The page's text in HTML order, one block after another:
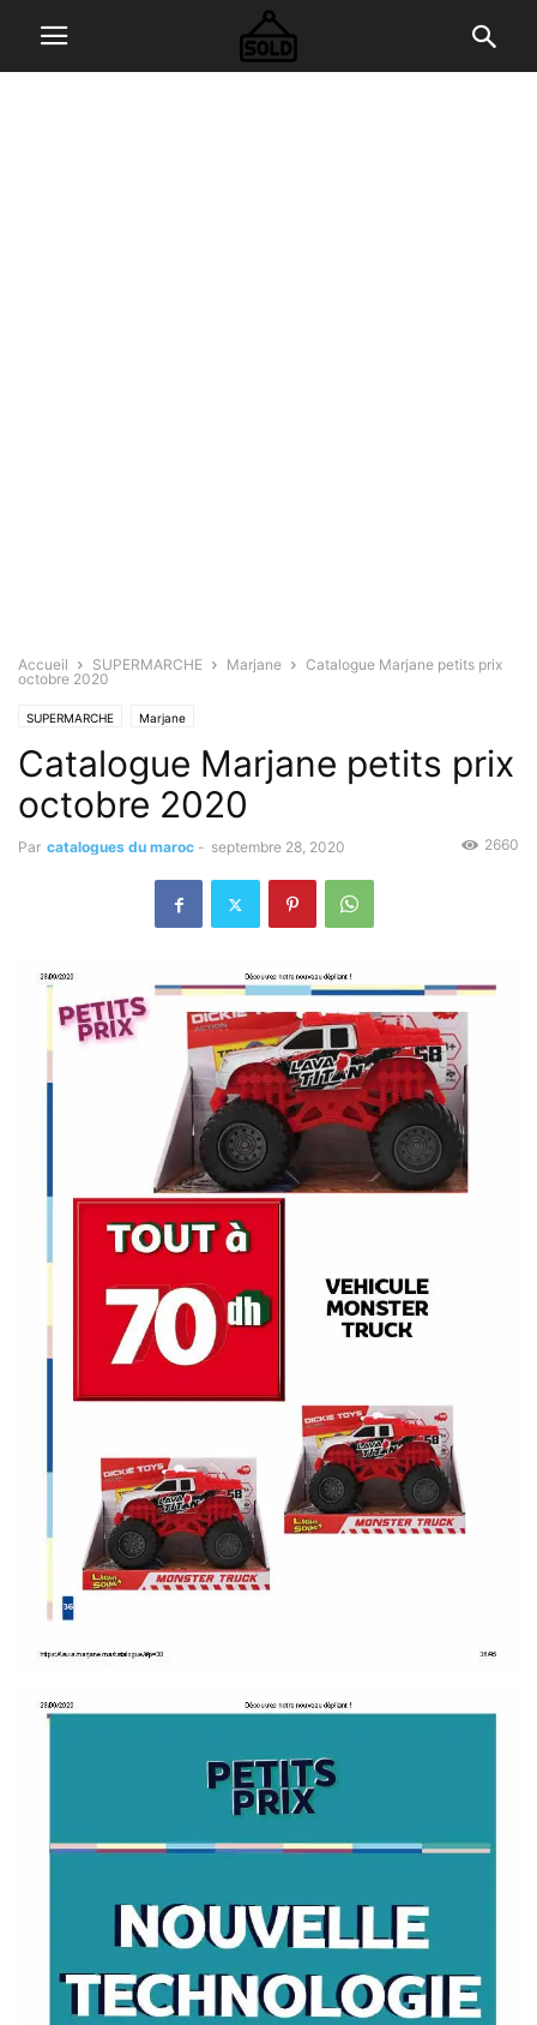
Accueil SUPERMARCHE Marjane
Catalogue Marjane petits prix
octobre 2020
SUPERMARCHE Marjane
Catalogue Marjane petits prix
octobre 2020
Par catalogues du maroc - septembre 28, 2020 2660